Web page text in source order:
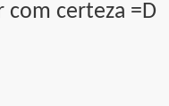
com certeza =D